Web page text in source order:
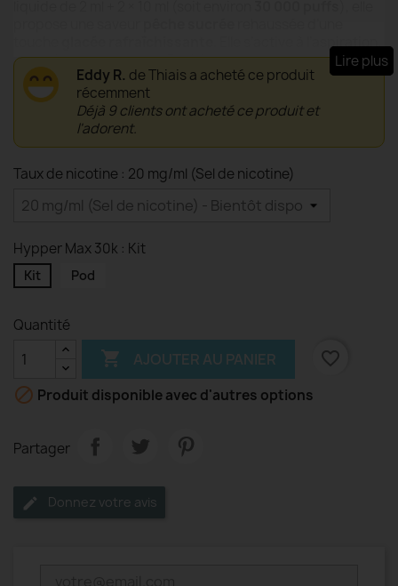
. Elle s’active à l’aspiration,
sans réglage complexe. Parfaite pour les amateurs de
fruités frais, en quête d’un appareil élégant, autonome et
simple d’usage.
Lire plus
Eddy R. de Thiais a acheté ce produit
récemment
Déjà 9 clients ont acheté ce produit et
l'adorent.
Taux de nicotine : 20 mg/ml (Sel de nicotine)
Hypper Max 30k : Kit
Kit Pod
Quantité
 AJOUTER AU PANIER
favorite_border
 Produit disponible avec d'autres options
Partager
Donnez votre avis